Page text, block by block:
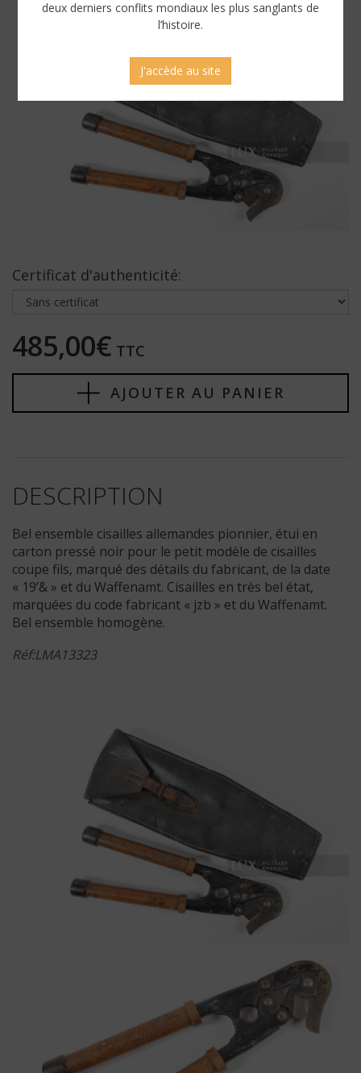
Certificat d'authenticité:
485,00€ TTC
AJOUTER AU PANIER
DESCRIPTION
Bel ensemble cisailles allemandes pionnier, étui en
carton pressé noir pour le petit modèle de cisailles
coupe fils, marqué des détails du fabricant, de la date
« 19’& » et du Waffenamt. Cisailles en très bel état,
marquées du code fabricant « jzb » et du Waffenamt.
Bel ensemble homogène.
Réf:LMA13323
deux derniers conflits mondiaux les plus sanglants de
l’histoire.
J'accède au site